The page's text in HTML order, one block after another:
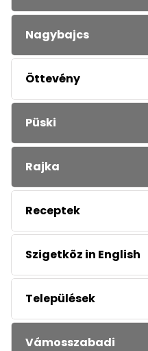
Nagybajcs
Öttevény
Püski
Rajka
Receptek
Szigetköz in English
Települések
Vámosszabadi